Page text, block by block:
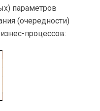
параметров
(очередности)
процессов: